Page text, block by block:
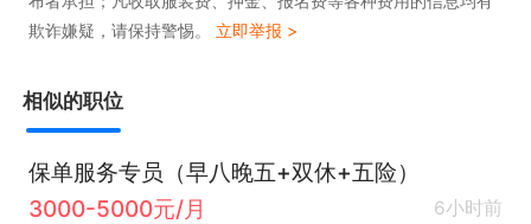
欺诈嫌疑，请保持警惕。 立即举报 >
相似的职位
保单服务专员（早八晚五+双休+五险）
3000-5000元/月
6小时前